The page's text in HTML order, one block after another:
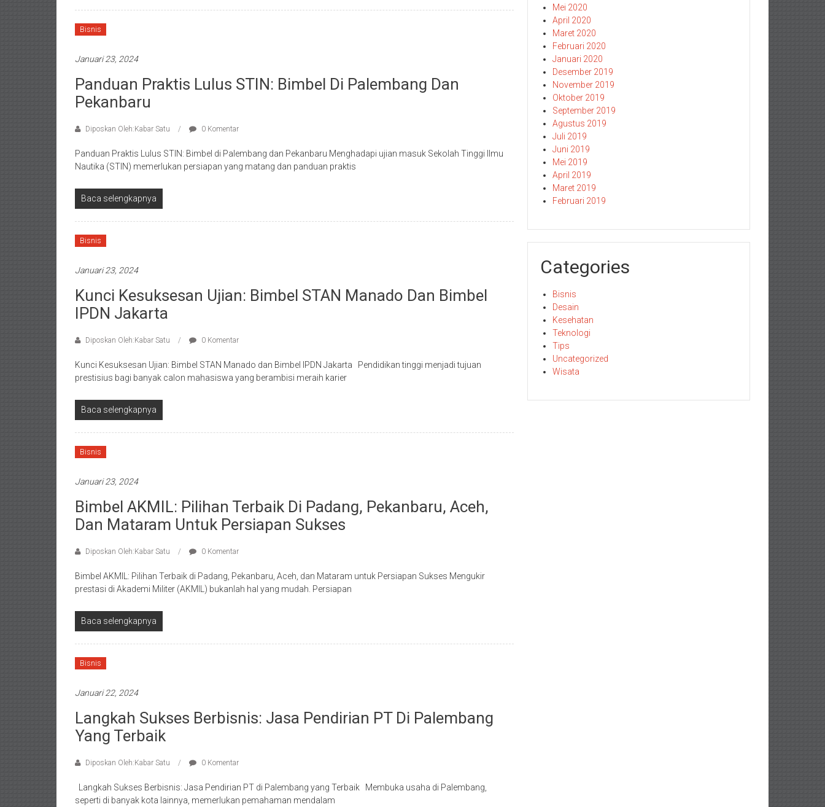
Bisnis
Januari 23, 2024
Panduan Praktis Lulus STIN: Bimbel Di Palembang Dan
Pekanbaru
Diposkan Oleh:Kabar Satu 0 Komentar
Panduan Praktis Lulus STIN: Bimbel di Palembang dan Pekanbaru Menghadapi ujian masuk Sekolah Tinggi Ilmu
Nautika (STIN) memerlukan persiapan yang matang dan panduan praktis
Baca selengkapnya
Bisnis
Januari 23, 2024
Kunci Kesuksesan Ujian: Bimbel STAN Manado Dan Bimbel
IPDN Jakarta
Diposkan Oleh:Kabar Satu 0 Komentar
Kunci Kesuksesan Ujian: Bimbel STAN Manado dan Bimbel IPDN Jakarta Pendidikan tinggi menjadi tujuan
prestisius bagi banyak calon mahasiswa yang berambisi meraih karier
Baca selengkapnya
Bisnis
Januari 23, 2024
Bimbel AKMIL: Pilihan Terbaik Di Padang, Pekanbaru, Aceh,
Dan Mataram Untuk Persiapan Sukses
Diposkan Oleh:Kabar Satu 0 Komentar
Bimbel AKMIL: Pilihan Terbaik di Padang, Pekanbaru, Aceh, dan Mataram untuk Persiapan Sukses Mengukir
prestasi di Akademi Militer (AKMIL) bukanlah hal yang mudah. Persiapan
Baca selengkapnya
Bisnis
Januari 22, 2024
Langkah Sukses Berbisnis: Jasa Pendirian PT Di Palembang
Yang Terbaik
Diposkan Oleh:Kabar Satu 0 Komentar
Langkah Sukses Berbisnis: Jasa Pendirian PT di Palembang yang Terbaik Membuka usaha di Palembang,
seperti di banyak kota lainnya, memerlukan pemahaman mendalam
Mei 2020
April 2020
Maret 2020
Februari 2020
Januari 2020
Desember 2019
November 2019
Oktober 2019
September 2019
Agustus 2019
Juli 2019
Juni 2019
Mei 2019
April 2019
Maret 2019
Februari 2019
Categories
Bisnis
Desain
Kesehatan
Teknologi
Tips
Uncategorized
Wisata